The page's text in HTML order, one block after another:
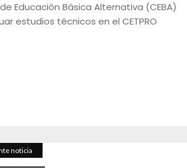
Educación Básica Alternativa (CEBA)
estudios técnicos en el CETPRO
noticia